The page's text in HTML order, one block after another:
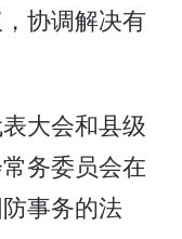
协调解决有
大会和县级
务委员会在
事务的法